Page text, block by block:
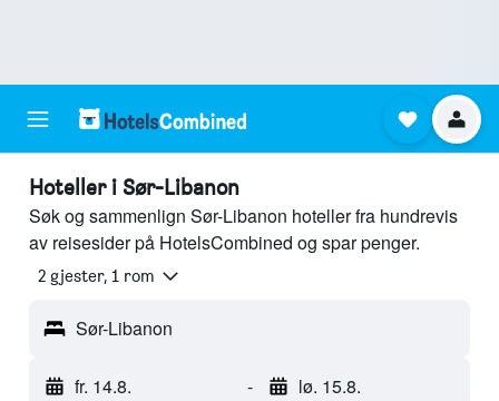
Hoteller i Sør-Libanon
Søk og sammenlign Sør-Libanon hoteller fra hundrevis
av reisesider på HotelsCombined og spar penger.
2 gjester, 1 rom
Sør-Libanon
fr. 14.8. - lø. 15.8.